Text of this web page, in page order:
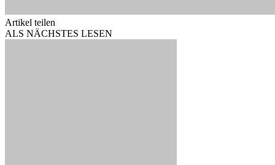
Artikel teilen
ALS NÄCHSTES LESEN